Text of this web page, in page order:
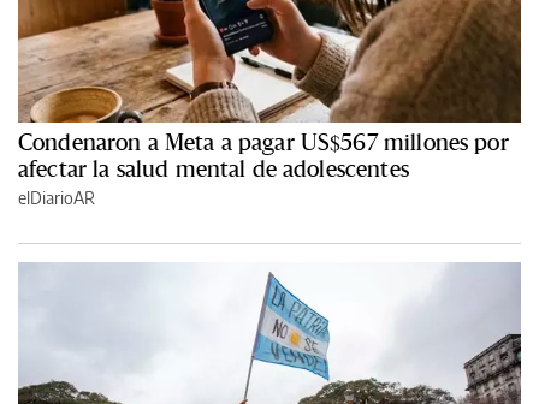
Condenaron a Meta a pagar US$567 millones por
afectar la salud mental de adolescentes
elDiarioAR